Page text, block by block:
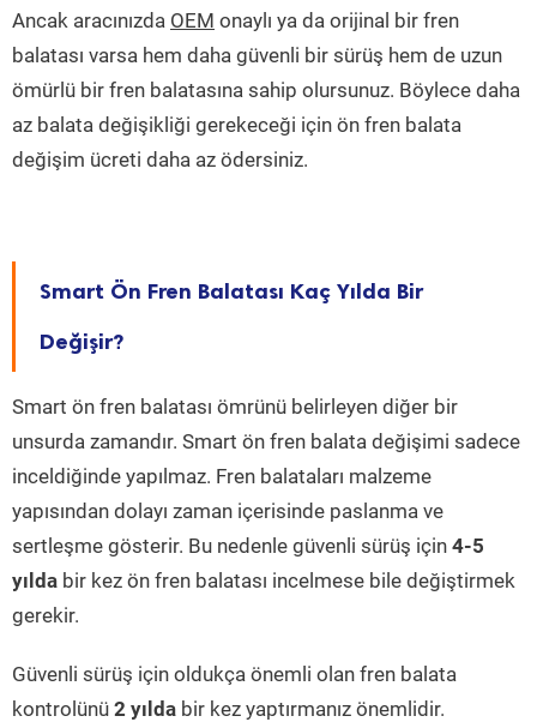
Ancak aracınızda OEM onaylı ya da orijinal bir fren
balatası varsa hem daha güvenli bir sürüş hem de uzun
ömürlü bir fren balatasına sahip olursunuz. Böylece daha
az balata değişikliği gerekeceği için ön fren balata
değişim ücreti daha az ödersiniz.
Smart Ön Fren Balatası Kaç Yılda Bir
Değişir?
Smart ön fren balatası ömrünü belirleyen diğer bir
unsurda zamandır. Smart ön fren balata değişimi sadece
inceldiğinde yapılmaz. Fren balataları malzeme
yapısından dolayı zaman içerisinde paslanma ve
sertleşme gösterir. Bu nedenle güvenli sürüş için 4-5
yılda bir kez ön fren balatası incelmese bile değiştirmek
gerekir.
Güvenli sürüş için oldukça önemli olan fren balata
kontrolünü 2 yılda bir kez yaptırmanız önemlidir.